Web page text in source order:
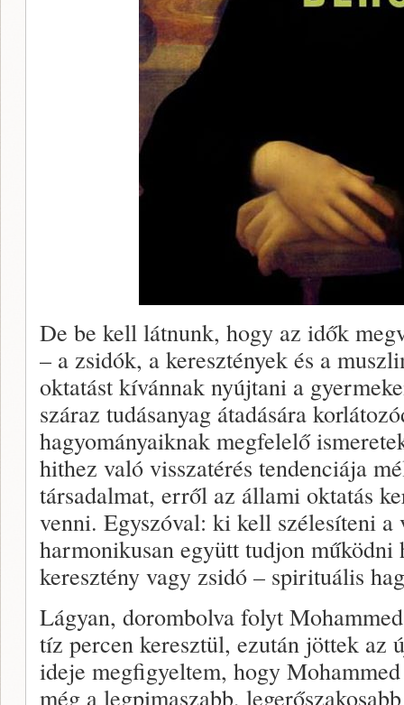
De be kell látnunk, hogy az idők
– a zsidók, a keresztények és a
oktatást kívánnak nyújtani a
száraz tudásanyag átadására
hagyományaiknak megfelelő
hithez való visszatérés tendenciája
társadalmat, erről az állami oktatás
venni. Egyszóval: ki kell szélesíteni
harmonikusan együtt tudjon
keresztény vagy zsidó – spirituális
Lágyan, dorombolva folyt
tíz percen keresztül, ezután jöttek az
ideje megfigyeltem, hogy
még a legpimaszabb,